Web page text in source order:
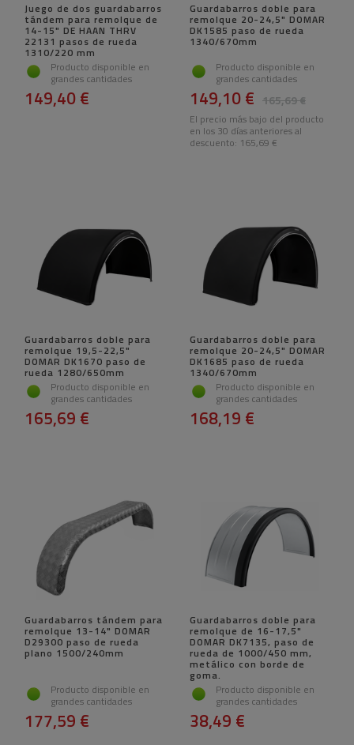
Juego de dos guardabarros
tándem para remolque de
14-15" DE HAAN THRV
22131 pasos de rueda
1310/220 mm
Producto disponible en
grandes cantidades
149,40 €
Guardabarros doble para
remolque 20-24,5" DOMAR
DK1585 paso de rueda
1340/670mm
Producto disponible en
grandes cantidades
165,69 €
149,10 €
El precio más bajo del producto
en los 30 días anteriores al
descuento: 165,69 €
Guardabarros doble para
remolque 19,5-22,5"
DOMAR DK1670 paso de
rueda 1280/650mm
Producto disponible en
grandes cantidades
165,69 €
Guardabarros doble para
remolque 20-24,5" DOMAR
DK1685 paso de rueda
1340/670mm
Producto disponible en
grandes cantidades
168,19 €
Guardabarros tándem para
remolque 13-14" DOMAR
D29300 paso de rueda
plano 1500/240mm
Producto disponible en
grandes cantidades
177,59 €
Guardabarros doble para
remolque de 16-17,5"
DOMAR DK7135, paso de
rueda de 1000/450 mm,
metálico con borde de
goma.
Producto disponible en
grandes cantidades
38,49 €